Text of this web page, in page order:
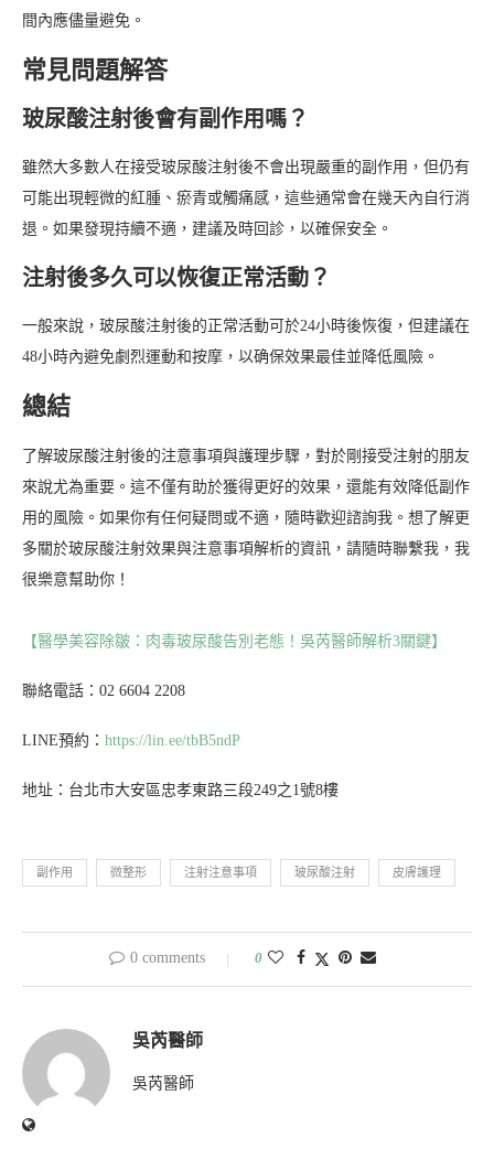
間內應儘量避免。
常見問題解答
玻尿酸注射後會有副作用嗎？
雖然大多數人在接受玻尿酸注射後不會出現嚴重的副作用，但仍有
可能出現輕微的紅腫、瘀青或觸痛感，這些通常會在幾天內自行消
退。如果發現持續不適，建議及時回診，以確保安全。
注射後多久可以恢復正常活動？
一般來說，玻尿酸注射後的正常活動可於24小時後恢復，但建議在
48小時內避免劇烈運動和按摩，以确保效果最佳並降低風險。
總結
了解玻尿酸注射後的注意事項與護理步驟，對於剛接受注射的朋友
來說尤為重要。這不僅有助於獲得更好的效果，還能有效降低副作
用的風險。如果你有任何疑問或不適，隨時歡迎諮詢我。想了解更
多關於玻尿酸注射效果與注意事項解析的資訊，請隨時聯繫我，我
很樂意幫助你！
【醫學美容除皺：肉毒玻尿酸告別老態！吳芮醫師解析3關鍵】
聯絡電話：02 6604 2208
LINE預約： https://lin.ee/tbB5ndP
地址：台北市大安區忠孝東路三段249之1號8樓
副作用 微整形 注射注意事項 玻尿酸注射 皮膚護理
0 comments 0
吳芮醫師
吳芮醫師